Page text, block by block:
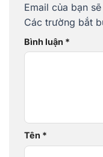
Email của bạn
Các trường bắt
Bình luận *
Tên *